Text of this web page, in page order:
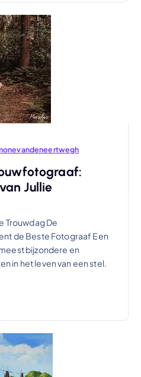
Jullie
Trouwdag De
de Beste Fotograaf Een
bijzondere en
in het leven van een stel.